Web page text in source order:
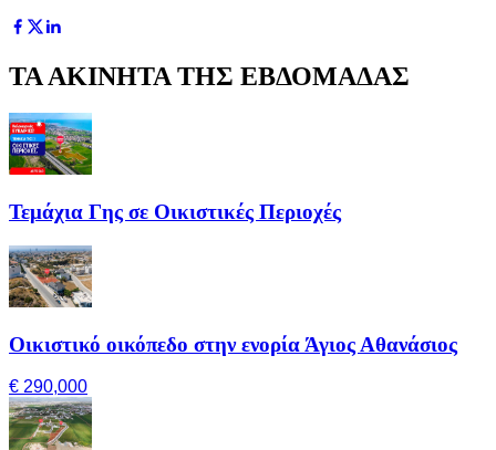
ΤΑ ΑΚΙΝΗΤΑ ΤΗΣ ΕΒΔΟΜΑΔΑΣ
Τεμάχια Γης σε Οικιστικές Περιοχές
Οικιστικό οικόπεδο στην ενορία Άγιος Αθανάσιος
€ 290,000